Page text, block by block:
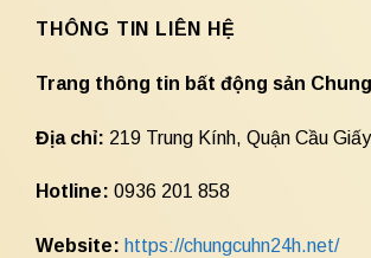
THÔNG TIN LIÊN HỆ
Trang thông tin bất động sản
Địa chỉ: 219 Trung Kính, Quận Cầu
Hotline: 0936 201 858
Website: https://chungcuhn24h.net/